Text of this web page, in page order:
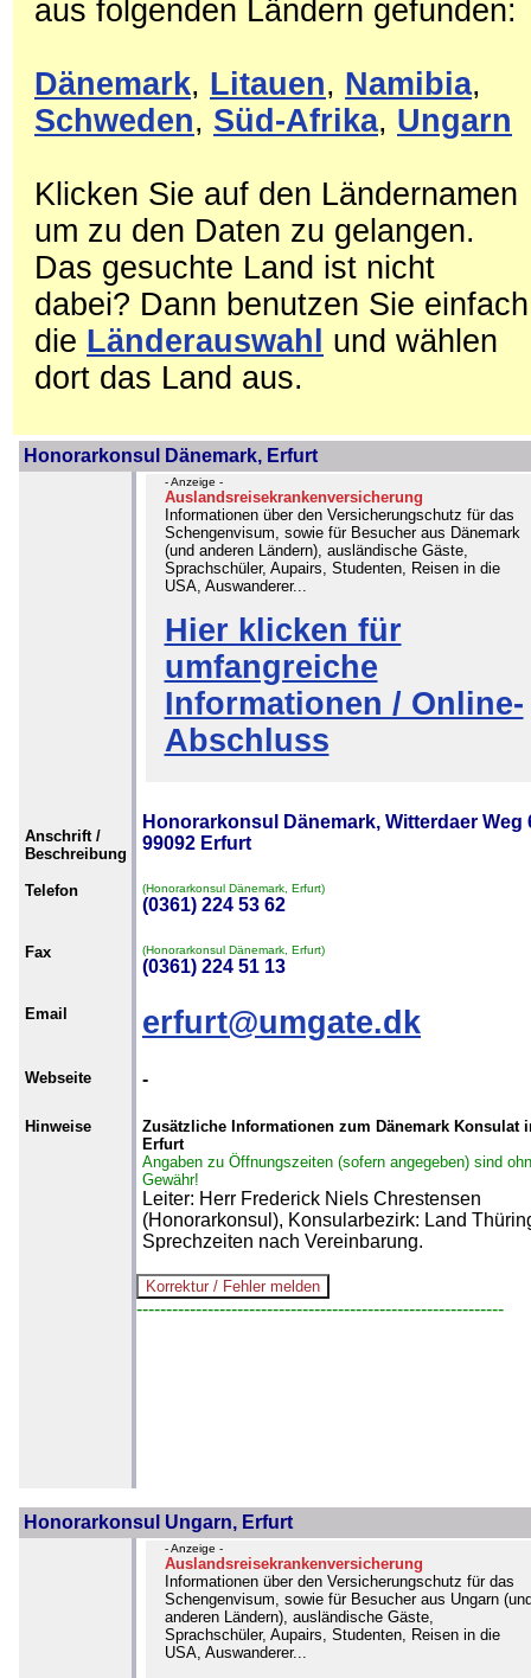
aus folgenden Ländern gefunden:
Dänemark, Litauen, Namibia,
Schweden, Süd-Afrika, Ungarn
Klicken Sie auf den Ländernamen
um zu den Daten zu gelangen.
Das gesuchte Land ist nicht
dabei? Dann benutzen Sie einfach
die Länderauswahl
und wählen
dort das Land aus.
Honorarkonsul Dänemark, Erfurt
- Anzeige -
Auslandsreisekrankenversicherung
Informationen über den Versicherungschutz für das
Schengenvisum, sowie für Besucher aus Dänemark
(und anderen Ländern), ausländische Gäste,
Sprachschüler, Aupairs, Studenten, Reisen in die
USA, Auswanderer...
Hier klicken für
umfangreiche
Informationen / Online-
Abschluss
Anschrift /
Beschreibung
Honorarkonsul Dänemark, Witterdaer Weg
99092 Erfurt
Telefon (Honorarkonsul Dänemark, Erfurt)
(0361) 224 53 62
Fax (Honorarkonsul Dänemark, Erfurt)
(0361) 224 51 13
Email erfurt@umgate.dk
Webseite -
Hinweise
Zusätzliche Informationen zum Dänemark Konsulat
Erfurt
Angaben zu Öffnungszeiten (sofern angegeben) sind
Gewähr!
Leiter: Herr Frederick Niels Chrestensen
(Honorarkonsul), Konsularbezirk: Land
Sprechzeiten nach Vereinbarung.
--------------------------------------------------------------
Honorarkonsul Ungarn, Erfurt
- Anzeige -
Auslandsreisekrankenversicherung
Informationen über den Versicherungschutz für das
Schengenvisum, sowie für Besucher aus Ungarn
anderen Ländern), ausländische Gäste,
Sprachschüler, Aupairs, Studenten, Reisen in die
USA, Auswanderer...